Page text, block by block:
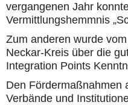
vergangenen Jahr
Vermittlungshemmnis
Zum anderen wurde
Neckar-Kreis über die
Integration Points
Den Fördermaßnahmen
Verbände und